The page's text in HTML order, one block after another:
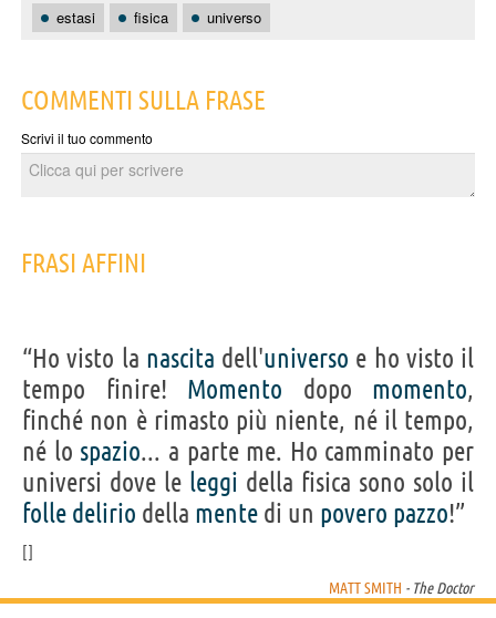
estasi fisica universo
COMMENTI SULLA FRASE
Scrivi il tuo commento
FRASI AFFINI
“Ho visto la nascita dell'universo e ho visto il
tempo finire! Momento dopo momento,
finché non è rimasto più niente, né il tempo,
né lo spazio... a parte me. Ho camminato per
universi dove le leggi della fisica sono solo il
folle delirio della mente di un povero pazzo!”
MATT SMITH - The Doctor